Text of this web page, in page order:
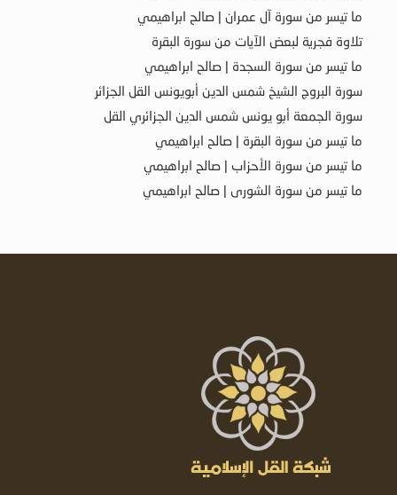
ما تيسر من سورة آل عمران | صالح ابراهيمي
تلاوة فجرية لبعض الآيات من سورة البقرة
ما تيسر من سورة السجدة | صالح ابراهيمي
سورة البروج الشيخ شمس الدين أبويونس القل الجزائر
سورة الجمعة أبو يونس شمس الدين الجزائري القل
ما تيسر من سورة البقرة | صالح ابراهيمي
ما تيسر من سورة الأحزاب | صالح ابراهيمي
ما تيسر من سورة الشورى | صالح ابراهيمي